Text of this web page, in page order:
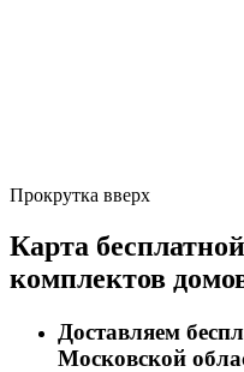
Прокрутка вверх
Карта
комплектов
Доставляем
Московской